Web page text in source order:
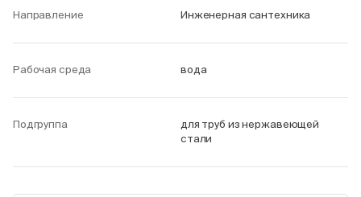
Направление Инженерная сантехника
Рабочая среда вода
Подгруппа
для труб из нержавеющей
стали